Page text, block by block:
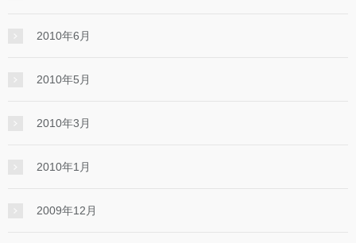
2010年6月
2010年5月
2010年3月
2010年1月
2009年12月